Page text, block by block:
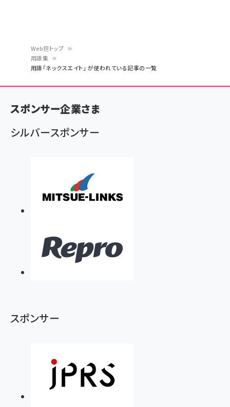
ン
く
ず
Web担トップ
用語集
用語「ネックスエイト」 が使われている記事の一覧
スポンサー企業さま
シルバースポンサー
スポンサー